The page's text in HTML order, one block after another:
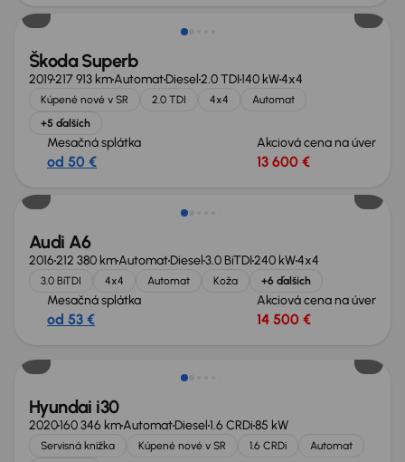
Škoda Superb
2019217 913 kmAutomatDiesel2.0 TDI140 kW4x4
Kúpené nové v SR 2.0 TDI 4x4
Automat
+5 ďalších
Mesačná splátka
od 50 €
Akciová cena na úver
13 600 €
Audi A6
2016212 380 kmAutomatDiesel3.0 BiTDI240 kW4x4
3.0 BiTDI 4x4 Automat Koža +6 ďalších
Mesačná splátka
od 53 €
Akciová cena na úver
14 500 €
Hyundai i30
2020160 346 kmAutomatDiesel1.6 CRDi85 kW
Servisná knižka Kúpené nové v SR 1.6 CRDi
Automat